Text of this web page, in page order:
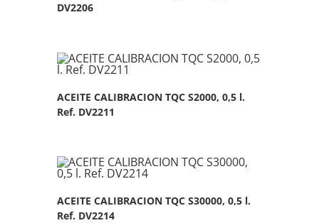
DV2206
ACEITE CALIBRACION TQC S2000, 0,5 l.
Ref. DV2211
ACEITE CALIBRACION TQC S30000, 0,5 l.
Ref. DV2214